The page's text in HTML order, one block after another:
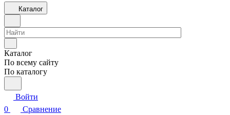
Каталог
Каталог
По всему сайту
По каталогу
Войти
0
Сравнение